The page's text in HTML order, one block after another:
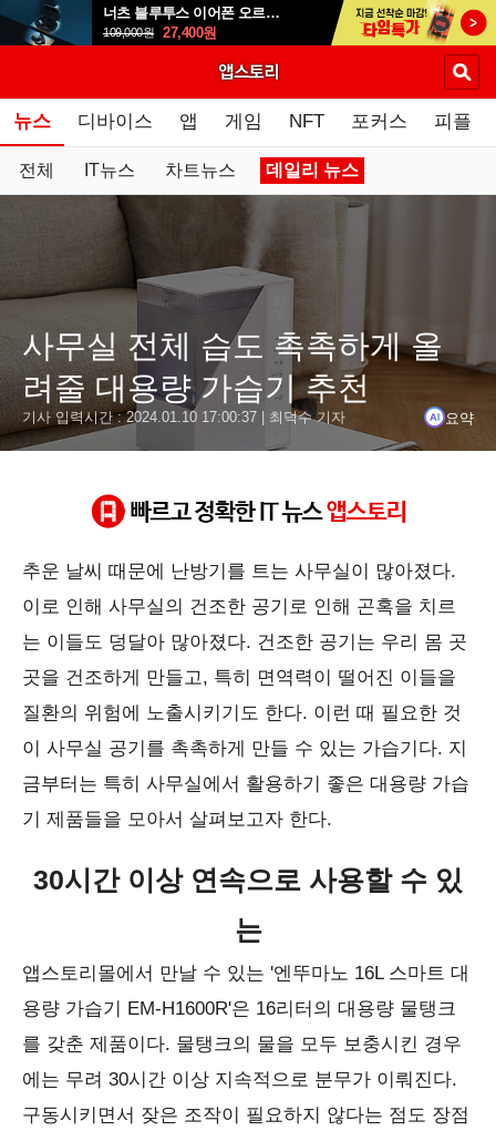
너츠 블루투스 이어폰 오르골 T90
109,000원 27,400원
뉴스 디바이스 앱 게임 NFT 포커스 피플
전체 IT뉴스 차트뉴스 데일리 뉴스
사무실 전체 습도 촉촉하게 올
려줄 대용량 가습기 추천
기사 입력시간 :2024.01.10 17:00:37 | 최덕수 기자 요약
추운 날씨로 인해 난방기를 사용하는 사무실이 많아지면서 건
'엔뚜마노 16L 스마트 대용량 가습기 EM-H1600R'은 16리터
'롯데 에코제트 5L 대용량 간편 통세척 복합식가습기 LHD-
#가습기#사무실가습기 #대용량가습기
#건조한공기
추운 날씨 때문에 난방기를 트는 사무실이 많아졌다.
이로 인해 사무실의 건조한 공기로 인해 곤혹을 치르
는 이들도 덩달아 많아졌다. 건조한 공기는 우리 몸 곳
곳을 건조하게 만들고, 특히 면역력이 떨어진 이들을
질환의 위험에 노출시키기도 한다. 이런 때 필요한 것
이 사무실 공기를 촉촉하게 만들 수 있는 가습기다. 지
금부터는 특히 사무실에서 활용하기 좋은 대용량 가습
기 제품들을 모아서 살펴보고자 한다.
30시간 이상 연속으로 사용할 수 있
는
앱스토리몰에서 만날 수 있는 '엔뚜마노 16L 스마트 대
용량 가습기 EM-H1600R'은 16리터의 대용량 물탱크
를 갖춘 제품이다. 물탱크의 물을 모두 보충시킨 경우
에는 무려 30시간 이상 지속적으로 분무가 이뤄진다.
구동시키면서 잦은 조작이 필요하지 않다는 점도 장점